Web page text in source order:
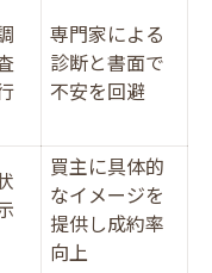
ト比較表
る仕組みとは
視すべき調査内
の新常識
ミアム不動産売
専門家による
診断と書面で
不安を回避
買主に具体的
なイメージを
提供し成約率
向上